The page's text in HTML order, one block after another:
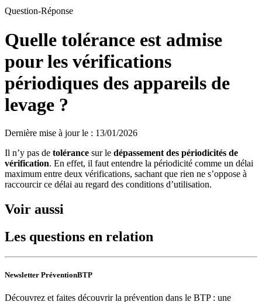
Question-Réponse
Quelle tolérance est admise
pour les vérifications
périodiques des appareils de
levage ?
Dernière mise à jour le : 13/01/2026
Il n’y pas de tolérance sur le dépassement des périodicités de
vérification. En effet, il faut entendre la périodicité comme un délai
maximum entre deux vérifications, sachant que rien ne s’oppose à
raccourcir ce délai au regard des conditions d’utilisation.
Voir aussi
Les questions en relation
Newsletter PréventionBTP
Découvrez et faites découvrir la prévention dans le BTP : une